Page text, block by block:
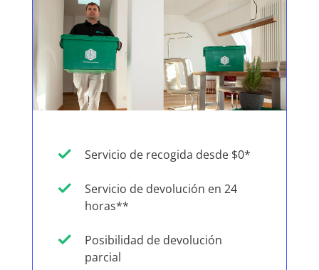
Servicio de recogida desde $0*
Servicio de devolución en 24
horas**
Posibilidad de devolución
parcial